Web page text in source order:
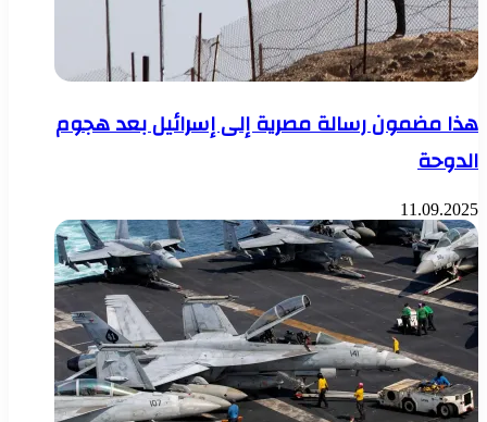
هذا مضمون رسالة مصرية إلى إسرائيل بعد هجوم
الدوحة
11.09.2025